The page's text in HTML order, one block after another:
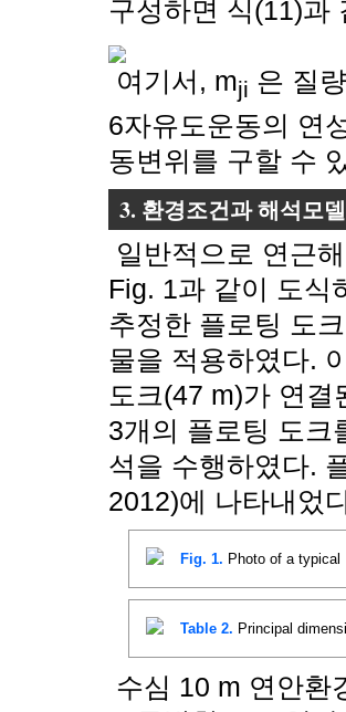
구성하면 식(11)과
여기서, mji 은 질
6자유도운동의 연
동변위를 구할 수
3. 환경조건과 해석모델
일반적으로 연근
Fig. 1과 같이 도식
추정한 플로팅 도
물을 적용하였다.
도크(47 m)가 연
3개의 플로팅 도크
석을 수행하였다.
2012)에 나타내었
Fig. 1. Photo of a typical
Table 2. Principal
수심 10 m 연안환